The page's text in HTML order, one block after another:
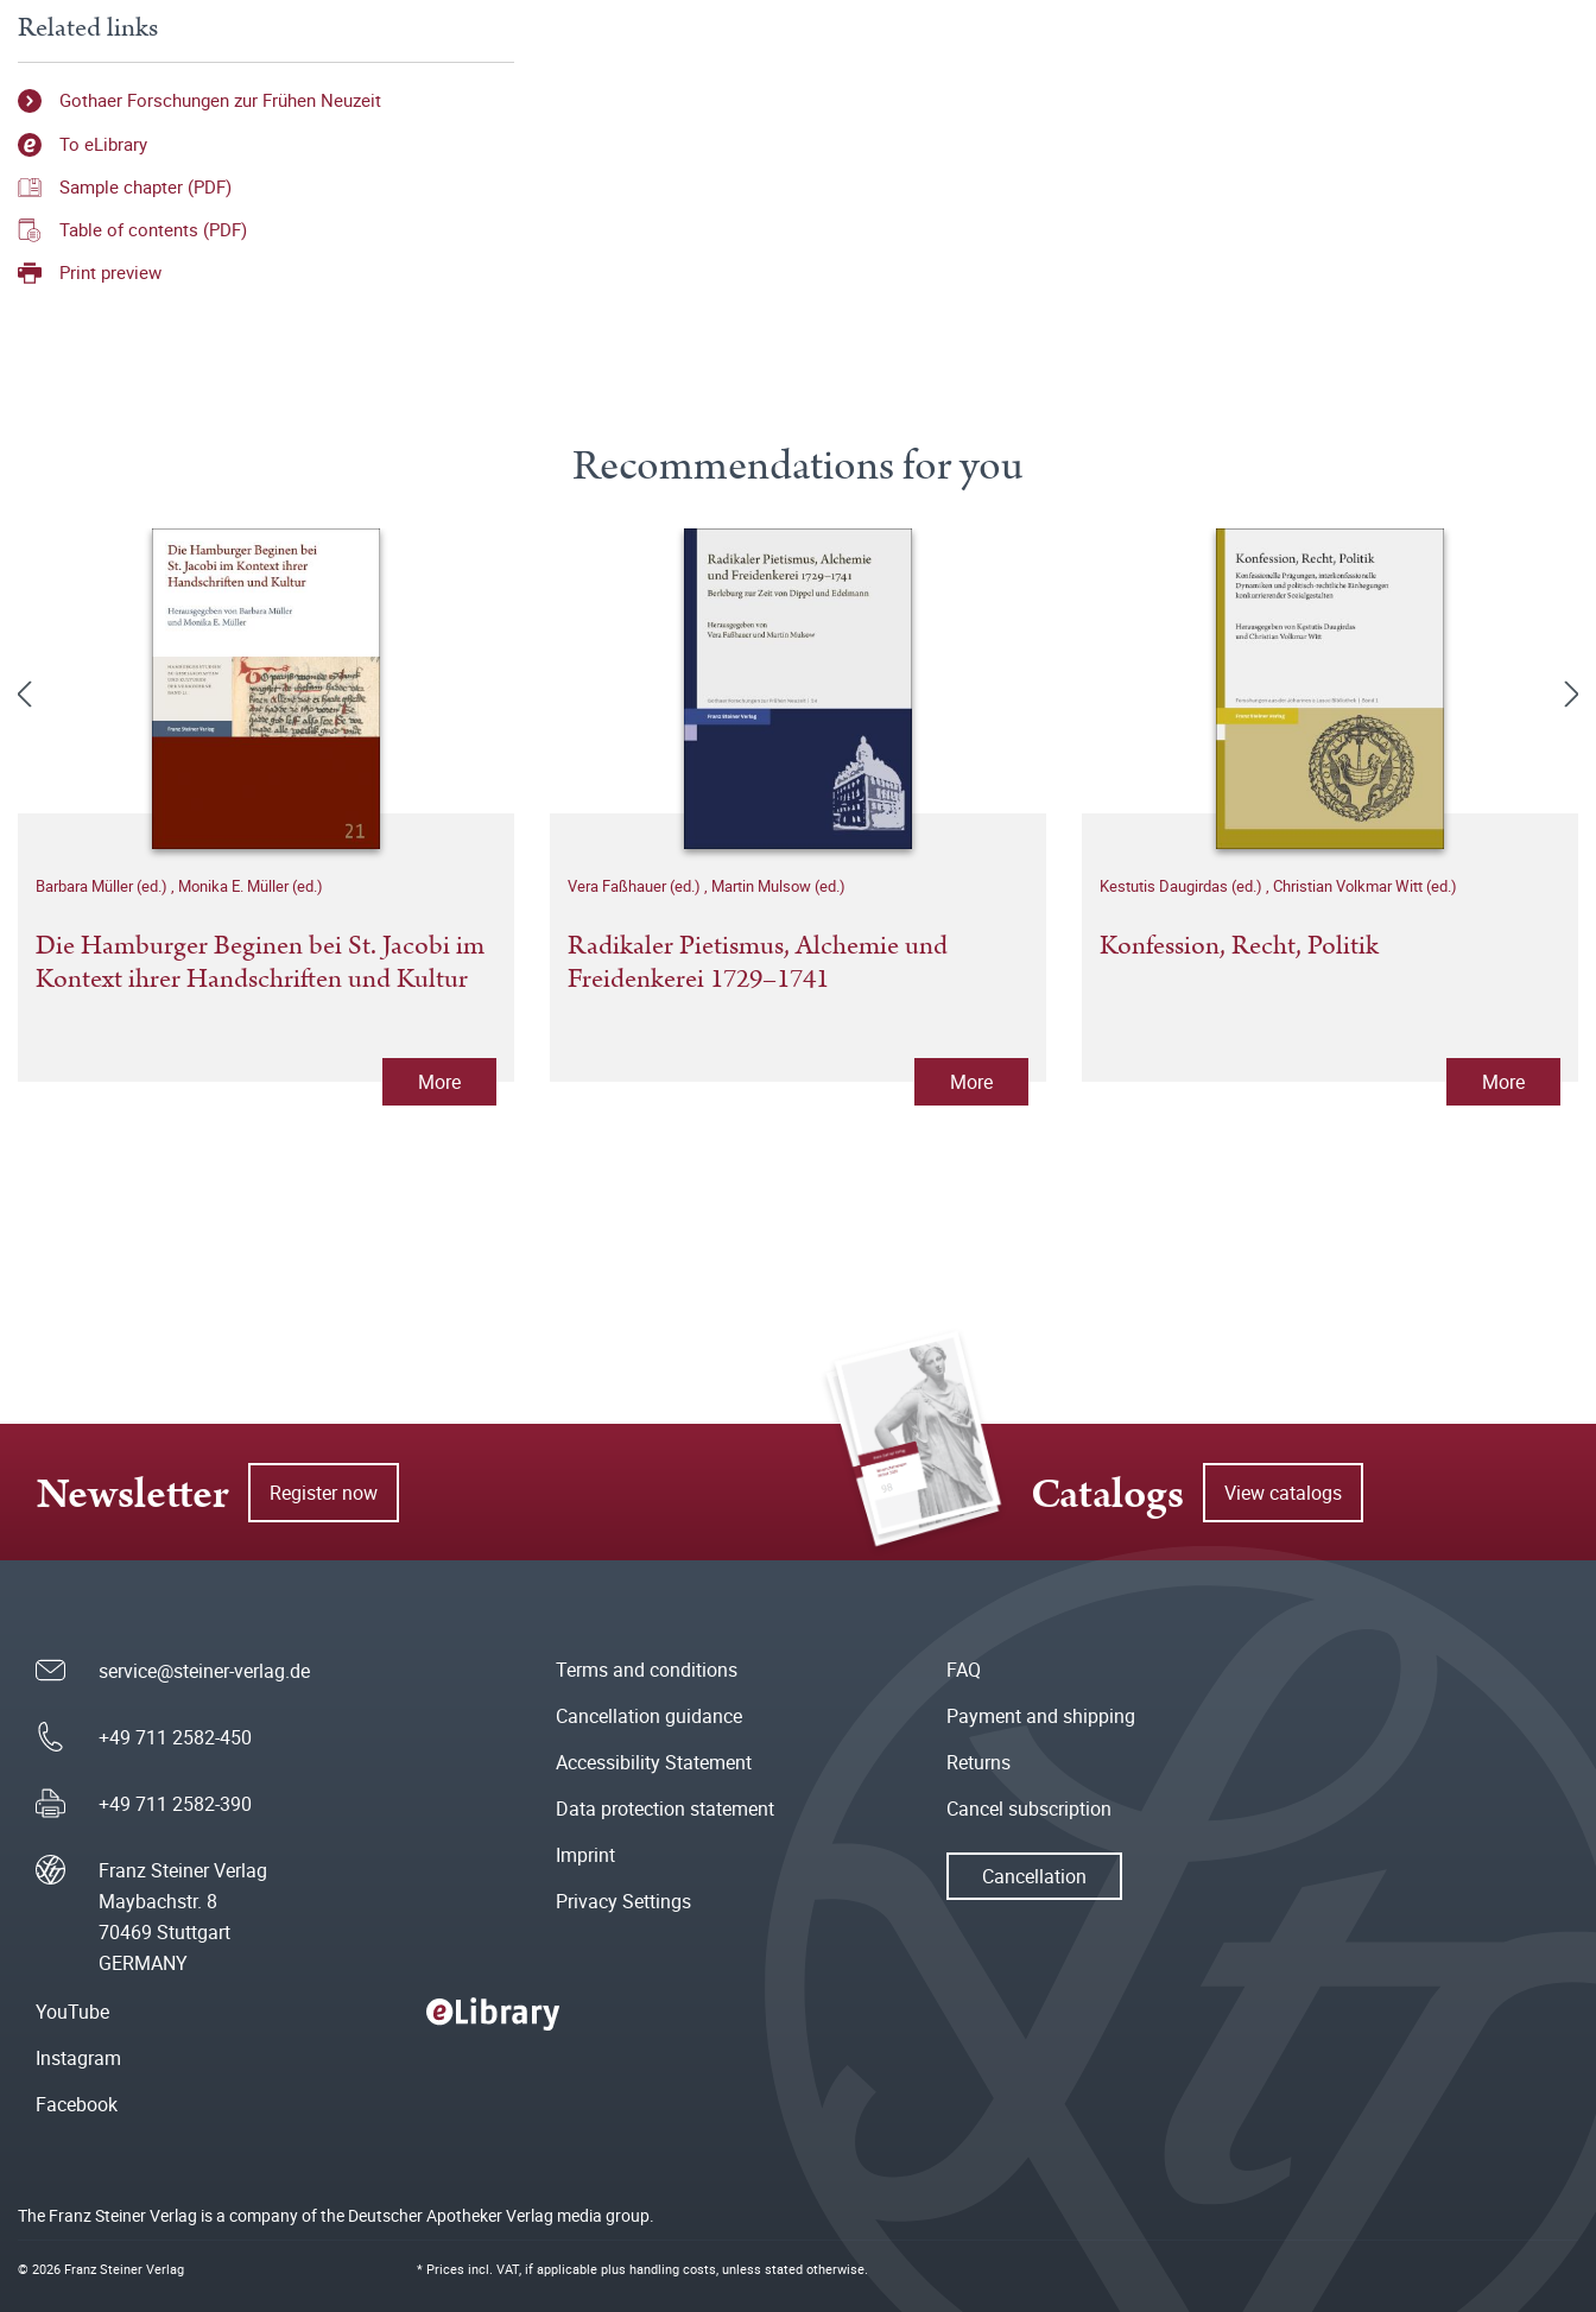
Related links
Gothaer Forschungen zur Frühen Neuzeit
To eLibrary
Sample chapter (PDF)
Table of contents (PDF)
Print preview
Recommendations for you
Barbara Müller (ed.) , Monika E. Müller (ed.)
Die Hamburger Beginen bei St. Jacobi im
Kontext ihrer Handschriften und Kultur
More
Vera Faßhauer (ed.) , Martin Mulsow (ed.)
Radikaler Pietismus, Alchemie und
Freidenkerei 1729–1741
More
Kestutis Daugirdas (ed.) , Christian Volkmar Witt (ed.)
Konfession, Recht, Politik
More
Newsletter Register now Catalogs View catalogs
service@steiner-verlag.de
+49 711 2582-450
+49 711 2582-390
Franz Steiner Verlag
Maybachstr. 8
70469 Stuttgart
GERMANY
Terms and conditions
Cancellation guidance
Accessibility Statement
Data protection statement
Imprint
Privacy Settings
FAQ
Payment and shipping
Returns
Cancel subscription
Cancellation
YouTube
Instagram
Facebook
The Franz Steiner Verlag is a company of the Deutscher Apotheker Verlag media group.
* Prices incl. VAT, if applicable plus handling costs, unless stated otherwise.
© 2026 Franz Steiner Verlag